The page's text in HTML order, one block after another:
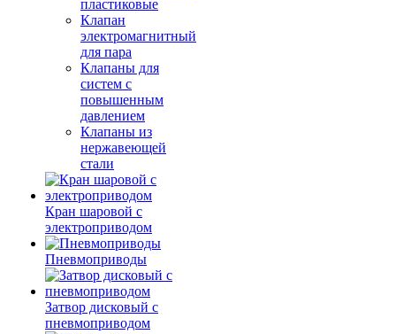
пластиковые
Клапан
электромагнитный
для пара
Клапаны для
систем с
повышенным
давлением
Клапаны из
нержавеющей
стали
Кран шаровой с
электроприводом
Пневмоприводы
Затвор дисковый с
пневмоприводом